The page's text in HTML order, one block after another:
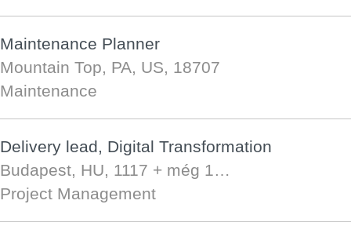
Maintenance Planner
Mountain Top, PA, US, 18707
Maintenance
Delivery lead, Digital Transformation
Budapest, HU, 1117 + még 1…
Project Management